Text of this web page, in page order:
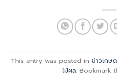
This entry was posted in ข่าวเกษ
ไม้ผล. Bookmark